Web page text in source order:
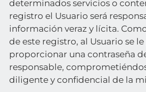
determinados servicios o
registro el Usuario será
información veraz y lícita.
de este registro, al Usuario se
proporcionar una contraseña
responsable,
diligente y confidencial de la